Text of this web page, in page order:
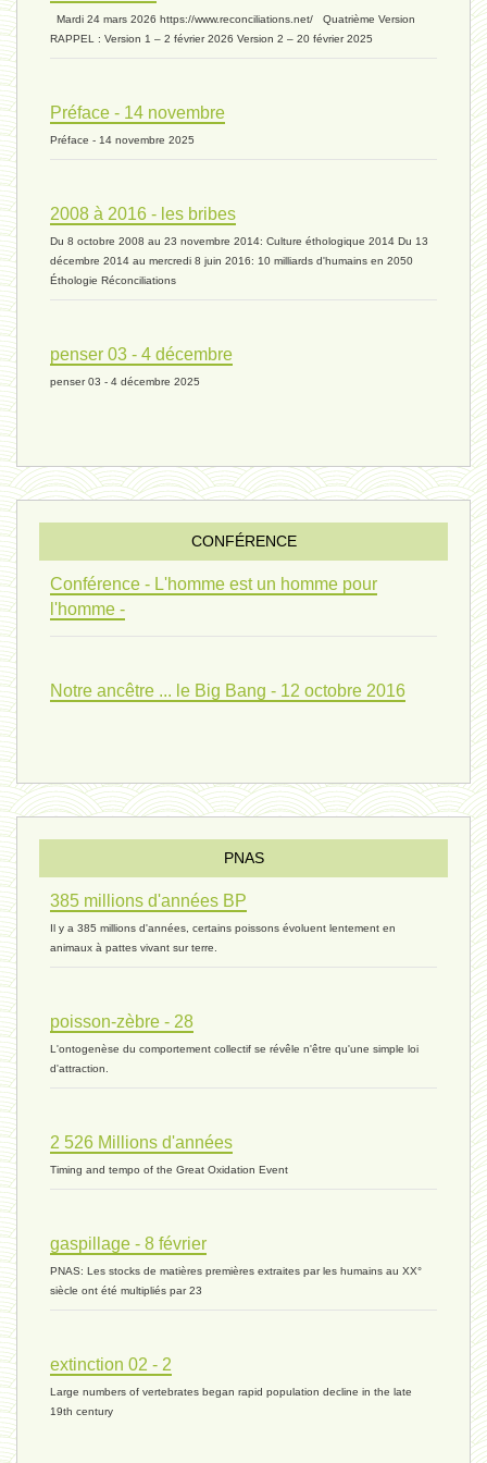
biomasse - 10 mai 2024*
univers 11 - 28 mars 2024*
penser 01 - 9 février 2024 *
univers 09 V4 - 26 janvier 2024 *
monogamie 03 - 21 novembre 2023 *
évolution 06 - 9 novembre 2023 *
vivant 07 - 22 octobre 2023 *
vivant 06 - 19 octobre 2023 *
externalité - 29 septembre 2023 *
Mardi 24 mars 2026 https://www.reconciliations.net/ Quatrième Version
RAPPEL : Version 1 – 2 février 2026 Version 2 – 20 février 2025
Préface - 14 novembre
Préface - 14 novembre 2025
2008 à 2016 - les bribes
Du 8 octobre 2008 au 23 novembre 2014: Culture éthologique 2014 Du 13
décembre 2014 au mercredi 8 juin 2016: 10 milliards d'humains en 2050
Éthologie Réconciliations
penser 03 - 4 décembre
penser 03 - 4 décembre 2025
CONFÉRENCE
Conférence - L'homme est un homme pour
l'homme -
Notre ancêtre ... le Big Bang - 12 octobre 2016
PNAS
385 millions d'années BP
Il y a 385 millions d'années, certains poissons évoluent lentement en
animaux à pattes vivant sur terre.
poisson-zèbre - 28
L'ontogenèse du comportement collectif se révêle n'être qu'une simple loi
d'attraction.
2 526 Millions d'années
Timing and tempo of the Great Oxidation Event
gaspillage - 8 février
PNAS: Les stocks de matières premières extraites par les humains au XX°
siècle ont été multipliés par 23
extinction 02 - 2
Large numbers of vertebrates began rapid population decline in the late
19th century